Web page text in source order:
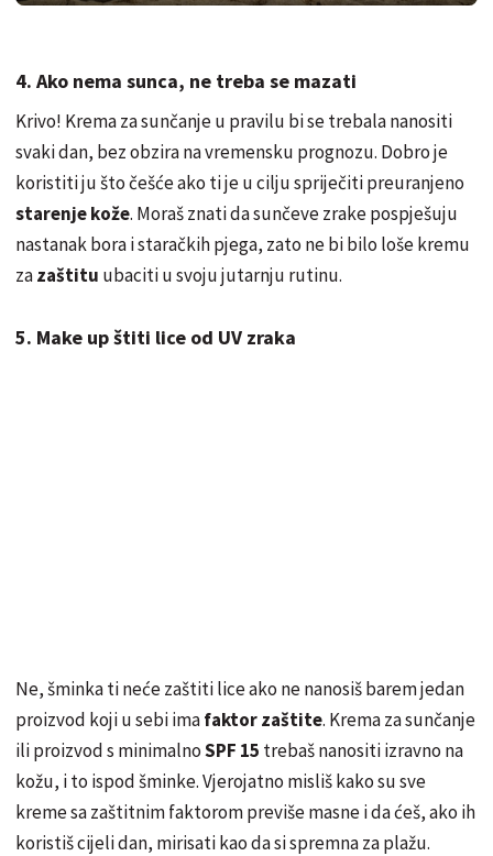
4. Ako nema sunca, ne treba se mazati
Krivo! Krema za sunčanje u pravilu bi se trebala nanositi
svaki dan, bez obzira na vremensku prognozu. Dobro je
koristiti ju što češće ako ti je u cilju spriječiti preuranjeno
starenje kože. Moraš znati da sunčeve zrake pospješuju
nastanak bora i staračkih pjega, zato ne bi bilo loše kremu
zazaštitu ubaciti u svoju jutarnju rutinu.
5. Make up štiti lice od UV zraka
Ne, šminka ti neće zaštiti lice ako ne nanosiš barem jedan
proizvod koji u sebi imafaktor zaštite. Krema za sunčanje
ili proizvod s minimalnoSPF 15 trebaš nanositi izravno na
kožu, i to ispod šminke. Vjerojatno misliš kako su sve
kreme sa zaštitnim faktorom previše masne i da ćeš, ako ih
koristiš cijeli dan, mirisati kao da si spremna za plažu.